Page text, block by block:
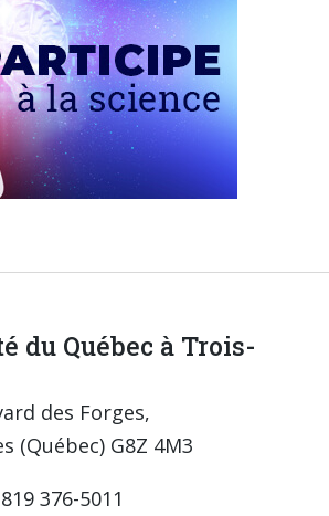
du Québec à Trois-
des Forges,
(Québec) G8Z 4M3
376-5011